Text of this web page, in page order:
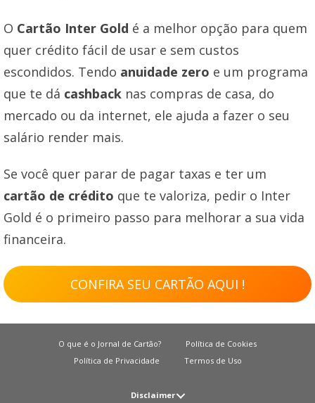
O Cartão Inter Gold é a melhor opção para quem
quer crédito fácil de usar e sem custos
escondidos. Tendo anuidade zero e um programa
que te dá cashback nas compras de casa, do
mercado ou da internet, ele ajuda a fazer o seu
salário render mais.
Se você quer parar de pagar taxas e ter um
cartão de crédito que te valoriza, pedir o Inter
Gold é o primeiro passo para melhorar a sua vida
financeira.
CONFIRA SEU CARTÃO AQUI !
O que é o Jornal de Cartão?
Política de Cookies
Política de Privacidade
Termos de Uso
Disclaimer